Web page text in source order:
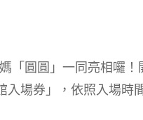
「圓圓」一同亮相囉
入場券」，依照入場